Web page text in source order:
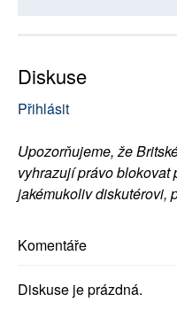
Diskuse
Přihlásit
Upozorňujeme, že
vyhrazují právo blokovat
jakémukoliv diskutérovi,
Komentáře
Diskuse je prázdná.